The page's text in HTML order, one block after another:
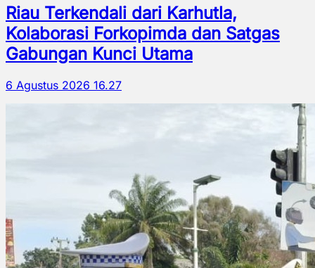
Riau Terkendali dari Karhutla,
Kolaborasi Forkopimda dan Satgas
Gabungan Kunci Utama
6 Agustus 2026 16.27